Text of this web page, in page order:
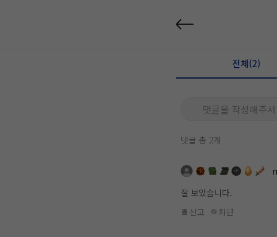
전체(2)
댓글을 작성해주
댓글 총 2개
잘 보았습니다.
신고
차단